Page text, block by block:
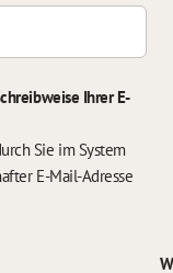
Ihrer E-
Sie im System
E-Mail-Adresse